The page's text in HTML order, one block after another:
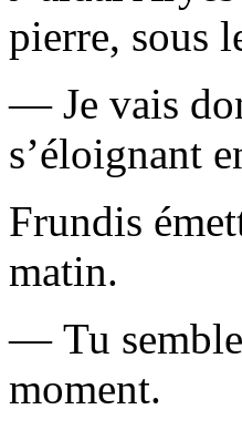
pierre, sous
— Je vais
s’éloignant
Frundis
matin.
— Tu
moment.